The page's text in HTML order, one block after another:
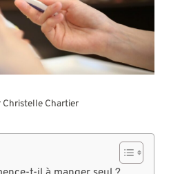
Christelle Chartier